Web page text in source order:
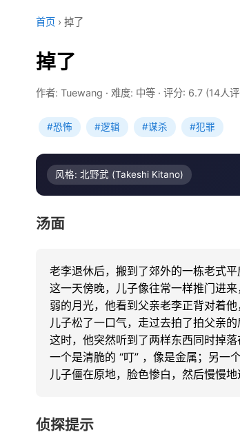
首页 › 掉了
掉了
作者: Tuewang · 难度: 中等 · 评分: 6.7 (14人
#恐怖 #逻辑 #谋杀 #犯罪
风格: 北野武 (Takeshi Kitano)
汤面
老李退休后，搬到了郊外的一栋老式
这一天傍晚，儿子像往常一样推门进
弱的月光，他看到父亲老李正背对着他
儿子松了一口气，走过去拍了拍父亲的
这时，他突然听到了两样东西同时掉落
一个是清脆的 “叮” ，像是金属；另一
儿子僵在原地，脸色惨白，然后慢慢地
侦探提示